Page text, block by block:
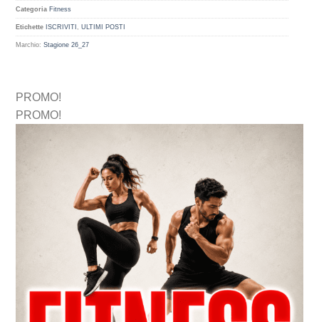
Categoria Fitness
Etichette ISCRIVITI,ULTIMI POSTI
Marchio:Stagione 26_27
PROMO!
PROMO!